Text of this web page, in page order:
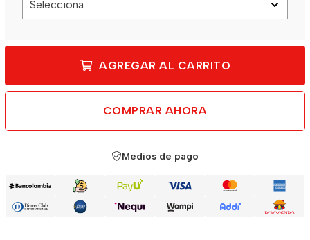
AGREGAR AL CARRITO
COMPRAR AHORA
Medios de pago